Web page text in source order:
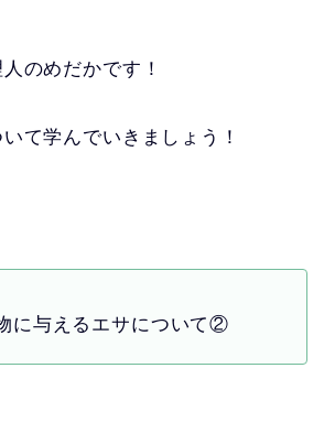
のめだかです！
て学んでいきましょう！
に与えるエサについて②